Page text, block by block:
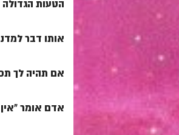
הטעות הגדולה
אותו דבר
אם תהיה לך
אדם אומר